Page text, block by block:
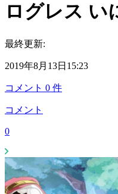
ログレス い
最終更新:
2019年8月13日15:23
コメント 0 件
コメント
0